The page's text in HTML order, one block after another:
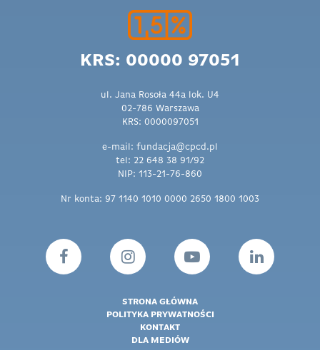
KRS: 00000 97051
ul. Jana Rosoła 44a lok. U4
02-786 Warszawa
KRS: 0000097051
e-mail: fundacja@cpcd.pl
tel: 22 648 38 91/92
NIP: 113-21-76-860
Nr konta: 97 1140 1010 0000 2650 1800 1003
STRONA GŁÓWNA
POLITYKA PRYWATNOŚCI
KONTAKT
DLA MEDIÓW